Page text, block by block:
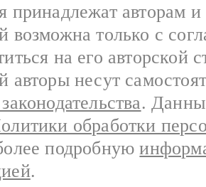
принадлежат авторам
возможна только с
на его авторской
авторы несут
.
обработки
подробную
.